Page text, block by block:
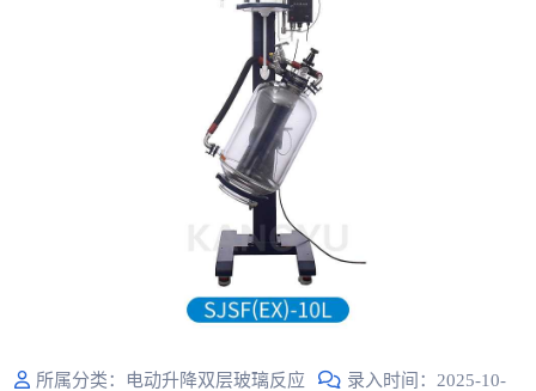
所属分类：电动升降双层玻璃反应
录入时间：2025-10-